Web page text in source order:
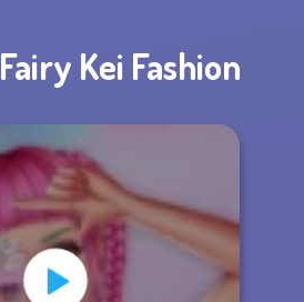
Fairy Kei Fashion